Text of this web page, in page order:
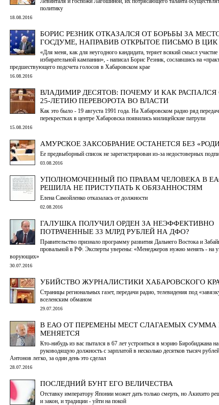
политику
18.08.2016
БОРИС РЕЗНИК ОТКАЗАЛСЯ ОТ БОРЬБЫ ЗА
ГОСДУМЕ, НАПРАВИВ ОТКРЫТОЕ ПИСЬМО В ЦИК
«Для меня, как для неугодного кандидата, теряет всякий смысл
избирательной кампании», - написал Борис Резник, сославшись на
предшествующего подсчета голосов в Хабаровском крае
16.08.2016
ВЛАДИМИР ДЕСЯТОВ: ПОЧЕМУ И КАК РАСПАЛСЯ
25-ЛЕТИЮ ПЕРЕВОРОТА ВО ВЛАСТИ
Как это было - 19 августа 1991 года. На Хабаровском радио ряд
перекрестках в центре Хабаровска появились милицейские патрули
15.08.2016
АМУРСКОЕ ЗАКСОБРАНИЕ ОСТАНЕТСЯ БЕЗ
Ее предвыборный список не зарегистрирован из-за недостоверных
03.08.2016
УПОЛНОМОЧЕННЫЙ ПО ПРАВАМ ЧЕЛОВЕКА В
РЕШИЛА НЕ ПРИСТУПАТЬ К ОБЯЗАННОСТЯМ
Елена Самойленко отказалась от должности
02.08.2016
ГАЛУШКА ПОЛУЧИЛ ОРДЕН ЗА НЕЭФФЕКТИВНО
ПОТРАЧЕННЫЕ 33 МЛРД РУБЛЕЙ НА ДФО?
Правительство признало программу развития Дальнего Востока и
провальной в РФ. Эксперты уверены: «Менеджеров нужно менять - на
ворующих»
30.07.2016
УБИЙСТВО ЖУРНАЛИСТИКИ ХАБАРОВСКОГО
Страницы региональных газет, передачи радио, телевидения под
вселенским обманом
29.07.2016
В ЕАО ОТ ПЕРЕМЕНЫ МЕСТ СЛАГАЕМЫХ СУММА
МЕНЯЕТСЯ
Кто-нибудь из вас пытался в 67 лет устроиться в мэрию Биробиджана на
руководящую должность с зарплатой в несколько десятков тысяч
Антонов легко, за один день это сделал
28.07.2016
ПОСЛЕДНИЙ БУНТ ЕГО ВЕЛИЧЕСТВА
Отставку императору Японии может дать только смерть, но Акихито
и закон, и традиции - уйти на покой